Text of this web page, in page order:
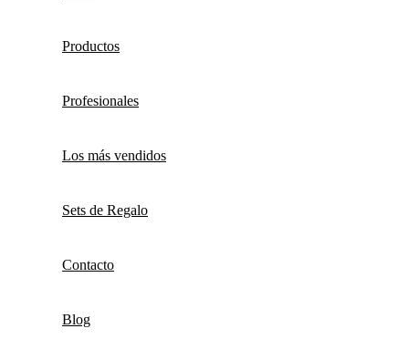
Productos
Profesionales
Los más vendidos
Sets de Regalo
Contacto
Blog